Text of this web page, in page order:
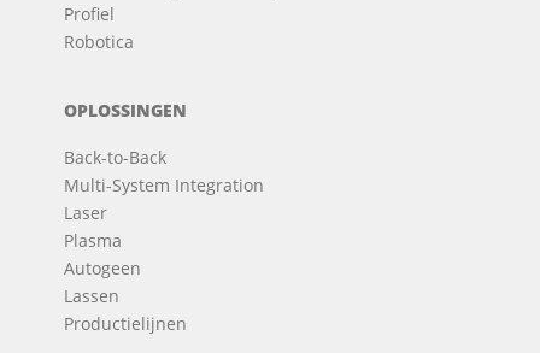
Profiel
Robotica
OPLOSSINGEN
Back-to-Back
Multi-System Integration
Laser
Plasma
Autogeen
Lassen
Productielijnen